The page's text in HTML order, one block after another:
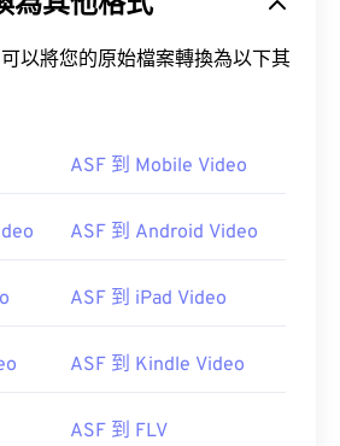
以將您的原始檔案轉換為以下其
ASF 到 Mobile Video
ASF 到 Android Video
ASF 到 iPad Video
ASF 到 Kindle Video
ASF 到 FLV